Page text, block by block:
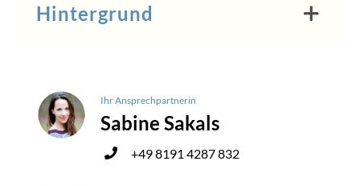
Hintergrund
Ihr Ansprechpartnerin
Sabine Sakals
+49 8191 4287 832